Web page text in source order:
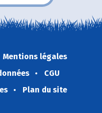
Mentions légales
CGU
Plan du site